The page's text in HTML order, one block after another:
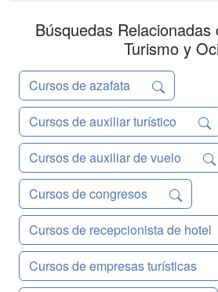
Búsquedas
Turismo y
Cursos de azafata
Cursos de auxiliar turístico
Cursos de auxiliar de vuelo
Cursos de congresos
Cursos de recepcionista de hotel
Cursos de empresas turísticas